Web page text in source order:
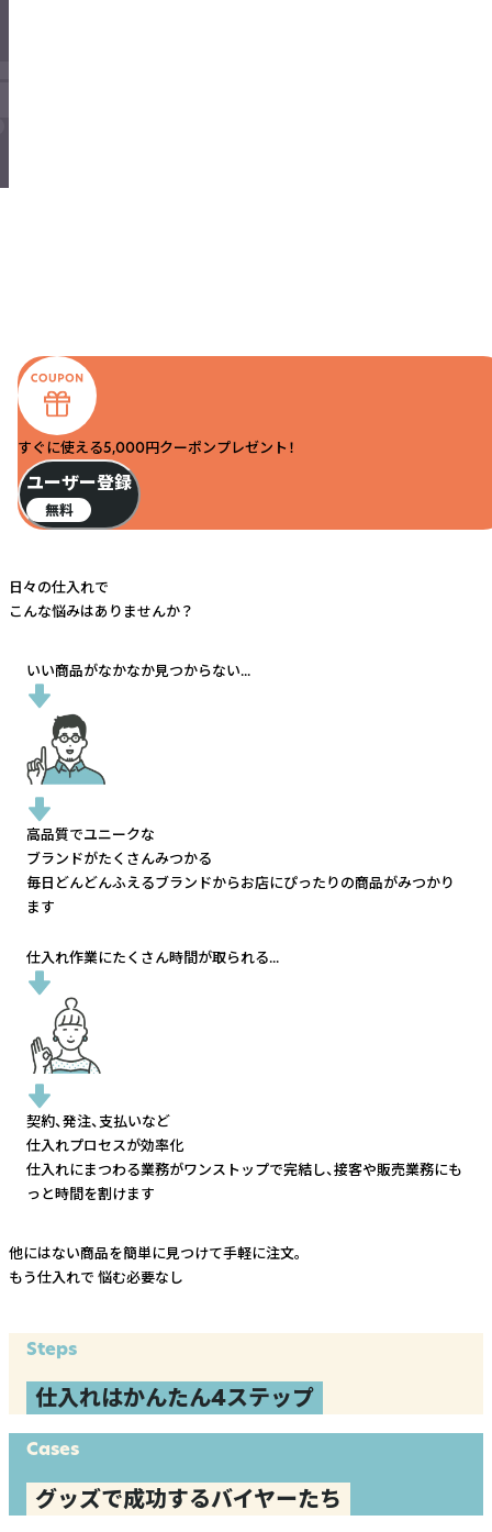
すぐに使える5,000円クーポンプレゼント！
ユーザー登録
無料
日々の仕入れで
こんな悩みはありませんか？
いい商品がなかなか見つからない...
高品質でユニークな
ブランドがたくさんみつかる
毎日どんどんふえるブランドからお店にぴったりの商品がみつかり
ます
仕入れ作業にたくさん時間が取られる...
契約、発注、支払いなど
仕入れプロセスが効率化
仕入れにまつわる業務がワンストップで完結し、接客や販売業務にも
っと時間を割けます
他にはない商品を簡単に見つけて手軽に注文。
もう仕入れで 悩む必要なし
Steps
仕入れはかんたん4ステップ
Cases
グッズで成功するバイヤーたち